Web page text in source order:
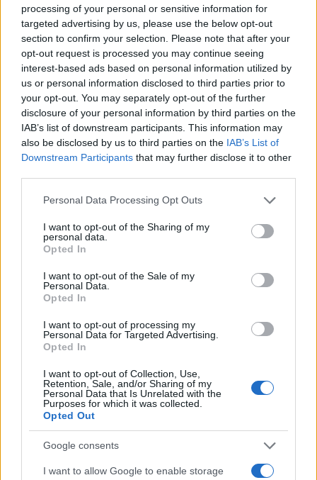
processing of your personal or sensitive information for
targeted advertising by us, please use the below opt-out
section to confirm your selection. Please note that after your
opt-out request is processed you may continue seeing
interest-based ads based on personal information utilized by
us or personal information disclosed to third parties prior to
your opt-out. You may separately opt-out of the further
disclosure of your personal information by third parties on the
IAB’s list of downstream participants. This information may
also be disclosed by us to third parties on the IAB’s List of
Downstream Participants that may further disclose it to other
Please note that this website/app uses one or more Google
not limited to your visit or usage behaviour. You may click to
grant or deny consent to Google and its third-party tags to
use your data for below specified purposes in below Google
consent section.
Personal Data Processing Opt Outs
I want to opt-out of the Sharing of my
personal data.
Opted In
I want to opt-out of the Sale of my
Personal Data.
Opted In
I want to opt-out of processing my
Personal Data for Targeted Advertising.
Opted In
I want to opt-out of Collection, Use,
Retention, Sale, and/or Sharing of my
Personal Data that Is Unrelated with the
Purposes for which it was collected.
Opted Out
Google consents
I want to allow Google to enable storage
Continua a leggere
SHOPPING NERD